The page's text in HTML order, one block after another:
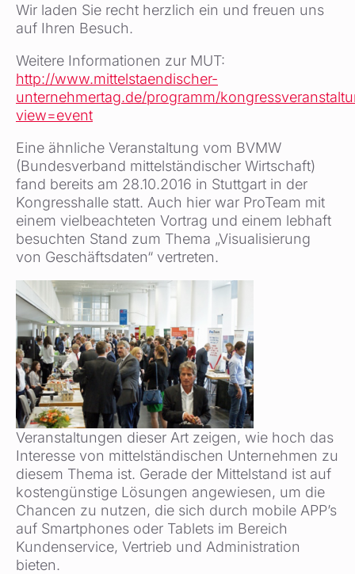
Wir laden Sie recht herzlich ein und freuen uns
auf Ihren Besuch.
Weitere Informationen zur MUT:
http://www.mittelstaendischer-
unternehmertag.de/programm/
view=event
Eine ähnliche Veranstaltung vom BVMW
(Bundesverband mittelständischer Wirtschaft)
fand bereits am 28.10.2016 in Stuttgart in der
Kongresshalle statt. Auch hier war ProTeam mit
einem vielbeachteten Vortrag und einem lebhaft
besuchten Stand zum Thema „Visualisierung
von Geschäftsdaten“ vertreten.
Veranstaltungen dieser Art zeigen, wie hoch das
Interesse von mittelständischen Unternehmen zu
diesem Thema ist. Gerade der Mittelstand ist auf
kostengünstige Lösungen angewiesen, um die
Chancen zu nutzen, die sich durch mobile APP’s
auf Smartphones oder Tablets im Bereich
Kundenservice, Vertrieb und Administration
bieten.